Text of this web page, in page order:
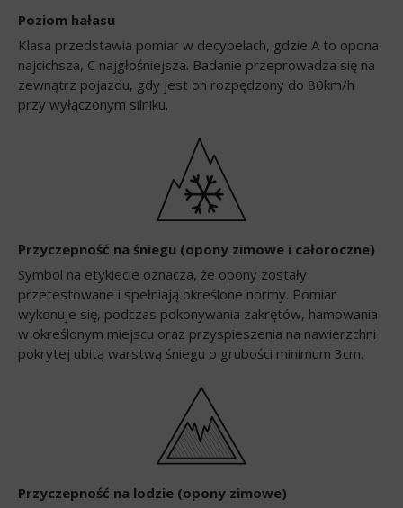
Poziom hałasu
Klasa przedstawia pomiar w decybelach, gdzie A to opona
najcichsza, C najgłośniejsza. Badanie przeprowadza się na
zewnątrz pojazdu, gdy jest on rozpędzony do 80km/h
przy wyłączonym silniku.
Przyczepność na śniegu (opony zimowe i całoroczne)
Symbol na etykiecie oznacza, że opony zostały
przetestowane i spełniają określone normy. Pomiar
wykonuje się, podczas pokonywania zakrętów, hamowania
w określonym miejscu oraz przyspieszenia na nawierzchni
pokrytej ubitą warstwą śniegu o grubości minimum 3cm.
Przyczepność na lodzie (opony zimowe)